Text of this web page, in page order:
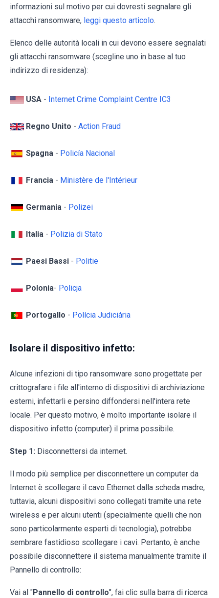
informazioni sul motivo per cui dovresti segnalare gli
attacchi ransomware, leggi questo articolo.
Elenco delle autorità locali in cui devono essere segnalati
gli attacchi ransomware (scegline uno in base al tuo
indirizzo di residenza):
USA - Internet Crime Complaint Centre IC3
Regno Unito - Action Fraud
Spagna - Policía Nacional
Francia - Ministère de l'Intérieur
Germania - Polizei
Italia - Polizia di Stato
Paesi Bassi - Politie
Polonia- Policja
Portogallo - Polícia Judiciária
Isolare il dispositivo infetto:
Alcune infezioni di tipo ransomware sono progettate per
crittografare i file all'interno di dispositivi di archiviazione
esterni, infettarli e persino diffondersi nell'intera rete
locale. Per questo motivo, è molto importante isolare il
dispositivo infetto (computer) il prima possibile.
Step 1: Disconnettersi da internet.
Il modo più semplice per disconnettere un computer da
Internet è scollegare il cavo Ethernet dalla scheda madre,
tuttavia, alcuni dispositivi sono collegati tramite una rete
wireless e per alcuni utenti (specialmente quelli che non
sono particolarmente esperti di tecnologia), potrebbe
sembrare fastidioso scollegare i cavi. Pertanto, è anche
possibile disconnettere il sistema manualmente tramite il
Pannello di controllo:
Vai al "Pannello di controllo", fai clic sulla barra di ricerca